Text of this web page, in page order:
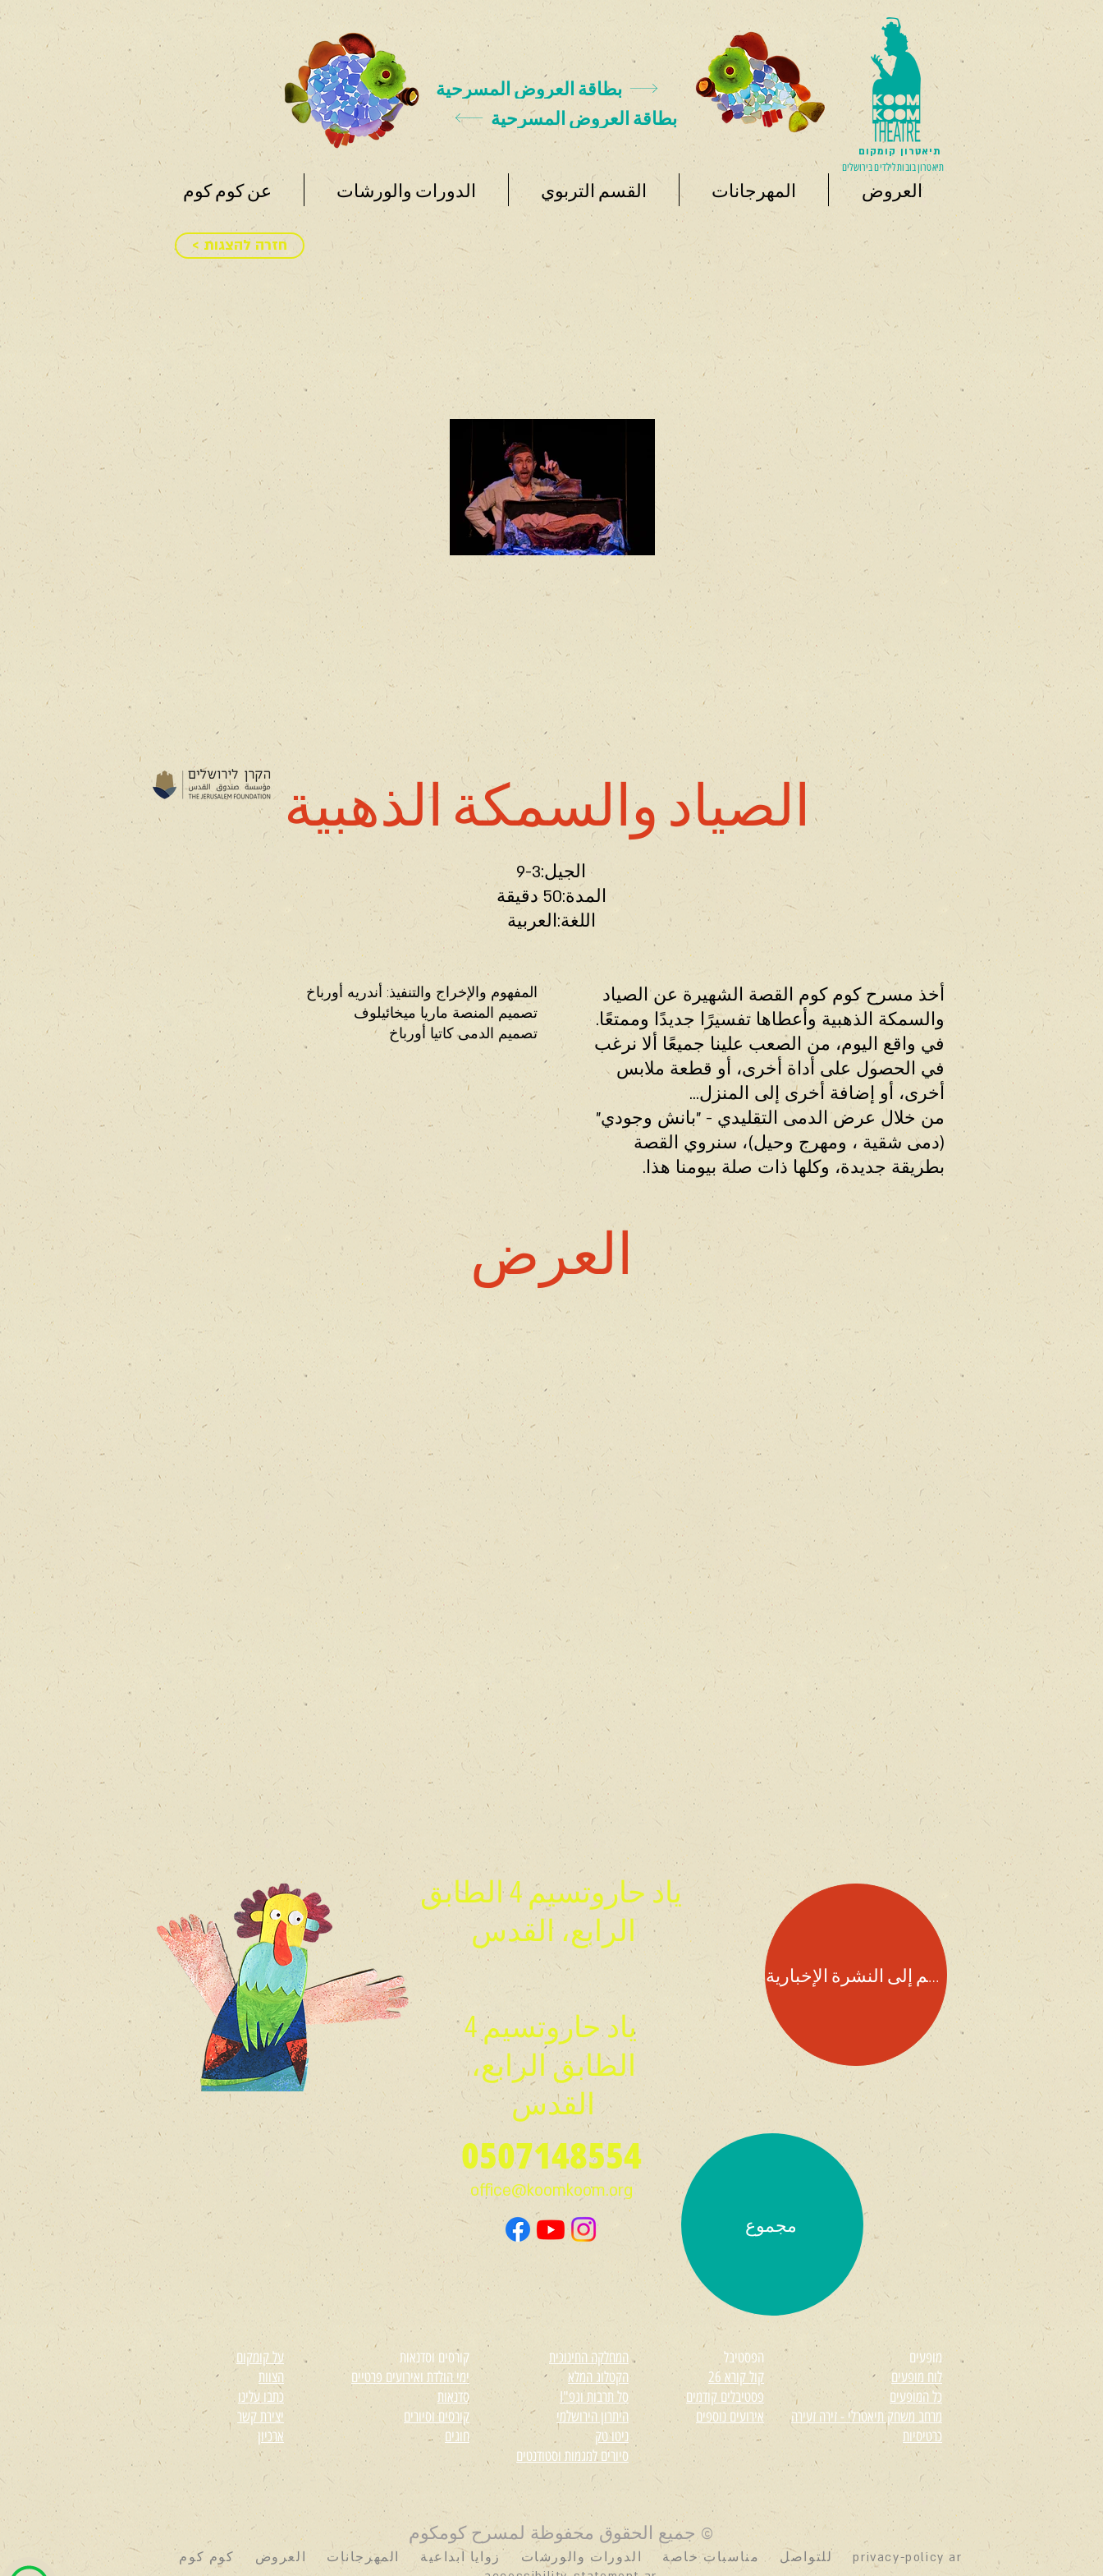
بطاقة العروض المسرحية
بطاقة العروض المسرحية
תיאטרון קומקום
תיאטרון בובות לילדים בירושלים
العروض المهرجانات القسم التربوي الدورات والورشات عن كوم كوم
< חזרה להצגות
الصياد والسمكة الذهبية
الجيل:3-9
المدة:50 دقيقة
اللغة:العربية
المفهوم والإخراج والتنفيذ: أندريه أورباخ
تصميم المنصة ماريا ميخائيلوف
تصميم الدمى كاتيا أورباخ
أخذ مسرح كوم كوم القصة الشهيرة عن الصياد
والسمكة الذهبية وأعطاها تفسيرًا جديدًا وممتعًا.
في واقع اليوم، من الصعب علينا جميعًا ألا نرغب
في الحصول على أداة أخرى، أو قطعة ملابس
أخرى، أو إضافة أخرى إلى المنزل...
من خلال عرض الدمى التقليدي - "بانش وجودي"
(دمى شقية ، ومهرج وحيل)، سنروي القصة
بطريقة جديدة، وكلها ذات صلة بيومنا هذا.
العرض
ياد حاروتسيم 4
الطابق الرابع،
القدس
ياد حاروتسيم 4 الطابق
الرابع، القدس
انضم إلى النشرة الإخبارية!
0507148554
office@koomkoom.org
مجموع
על קומקום
הצוות
כתבו עלינו
יצירת קשר
ארכיון
קורסים וסדנאות
ימי הולדת ואירועים פרטיים
סדנאות
קורסים וסיורים
חוגים
המחלקה החינוכית
הקטלוג המלא
סל תרבות וגפ"I
היתרון הירושלמי
ניטו טק
סיורים למגמות וסטודנטים
מופעים
לוח מופעים
כל המופעים
מרחב משחק תיאטרלי - זירה זעירה
כרטיסיות
הפסטיבל
קול קורא 26
פסטיבלים קודמים
אירועים נוספים
© جميع الحقوق محفوظة لمسرح كومكوم
كوم كوم العروض المهرجانات زوايا ابداعية الدورات والورشات مناسبات خاصة للتواصل
privacy-policy ar